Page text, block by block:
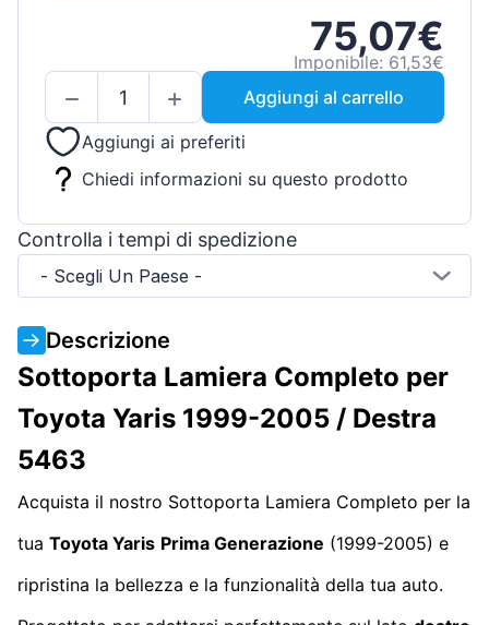
75,07€
Imponibile: 61,53€
Aggiungi al carrello
Aggiungi ai preferiti
Chiedi informazioni su questo prodotto
Controlla i tempi di spedizione
- Scegli Un Paese -
Descrizione
Sottoporta Lamiera Completo per
Toyota Yaris 1999-2005 / Destra
5463
Acquista il nostro Sottoporta Lamiera Completo per la
tua Toyota Yaris Prima Generazione (1999-2005) e
ripristina la bellezza e la funzionalità della tua auto.